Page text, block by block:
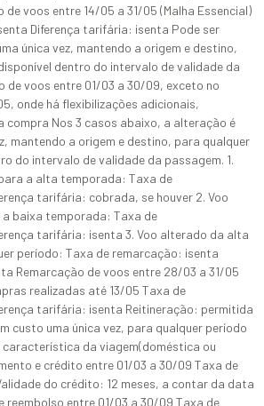
de voos entre 14/05 a 31/05 (Malha Essencial)
Diferença tarifária: isenta Pode ser
única vez, mantendo a origem e destino,
dentro do intervalo de validade da
de voos entre 01/03 a 30/09, exceto no
onde há flexibilizações adicionais,
compra Nos 3 casos abaixo, a alteração é
mantendo a origem e destino, para qualquer
do intervalo de validade da passagem. 1.
a alta temporada: Taxa de
tarifária: cobrada, se houver 2. Voo
baixa temporada: Taxa de
tarifária: isenta 3. Voo alterado da alta
período: Taxa de remarcação: isenta
Remarcação de voos entre 28/03 a 31/05
realizadas até 13/05 Taxa de
tarifária: isenta Reitineração: permitida
custo uma única vez, para qualquer período
característica da viagem(doméstica ou
e crédito entre 01/03 a 30/09 Taxa de
do crédito: 12 meses, a contar da data
reembolso entre 01/03 a 30/09 Taxa de